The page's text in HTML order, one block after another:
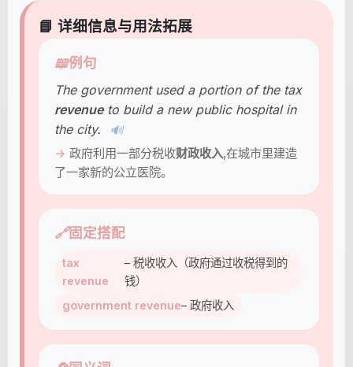
📘 详细信息与用法拓展
📖例句
The government used a portion of the tax
revenueto build a new public hospital in
the city.
🔊
政府利用一部分税收财政收入,在城市里建造
了一家新的公立医院。
🔗固定搭配
tax
revenue
– 税收收入（政府通过收税得到的
钱）
government revenue– 政府收入